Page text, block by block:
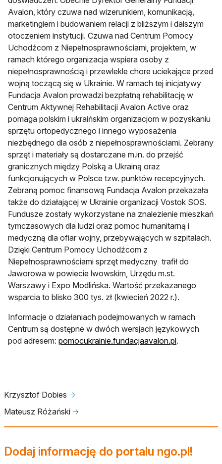
Avalon, który czuwa nad wizerunkiem, komunikacją,
marketingiem i budowaniem relacji z bliższym i dalszym
otoczeniem instytucji. Czuwa nad Centrum Pomocy
Uchodźcom z Niepełnosprawnościami, projektem, w
ramach którego organizacja wspiera osoby z
niepełnosprawnością i przewlekle chore uciekające przed
wojną toczącą się w Ukrainie. W ramach tej inicjatywy
Fundacja Avalon prowadzi bezpłatną rehabilitację w
Centrum Aktywnej Rehabilitacji Avalon Active oraz
pomaga polskim i ukraińskim organizacjom w pozyskaniu
sprzętu ortopedycznego i innego wyposażenia
niezbędnego dla osób z niepełnosprawnościami. Zebrany
sprzęt i materiały są dostarczane m.in. do przejść
granicznych między Polską a Ukrainą oraz
funkcjonujących w Polsce tzw. punktów recepcyjnych.
Zebraną pomoc finansową Fundacja Avalon przekazała
także do działającej w Ukrainie organizacji Vostok SOS.
Fundusze zostały wykorzystane na znalezienie mieszkań
tymczasowych dla ludzi oraz pomoc humanitarną i
medyczną dla ofiar wojny, przebywających w szpitalach.
Dzięki Centrum Pomocy Uchodźcom z
Niepełnosprawnościami sprzęt medyczny trafił do
Jaworowa w powiecie lwowskim, Urzędu m.st.
Warszawy i Expo Modlińska. Wartość przekazanego
wsparcia to blisko 300 tys. zł (kwiecień 2022 r.).
Informacje o działaniach podejmowanych w ramach
Centrum są dostępne w dwóch wersjach językowych
pod adresem: pomocukrainie.fundacjaavalon.plotwiera się
.
Krzysztof Dobies 🡢
Mateusz Różański 🡢
Dodaj informację do portalu ngo.pl!